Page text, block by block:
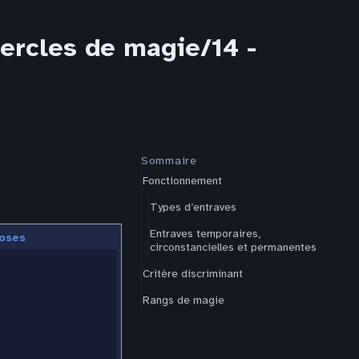
de magie/14 -
Sommaire
Fonctionnement
Types d’entraves
Entraves temporaires,
circonstancielles et permanentes
Critère discriminant
Rangs de magie